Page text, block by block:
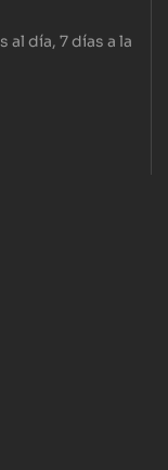
al día, 7 días a la